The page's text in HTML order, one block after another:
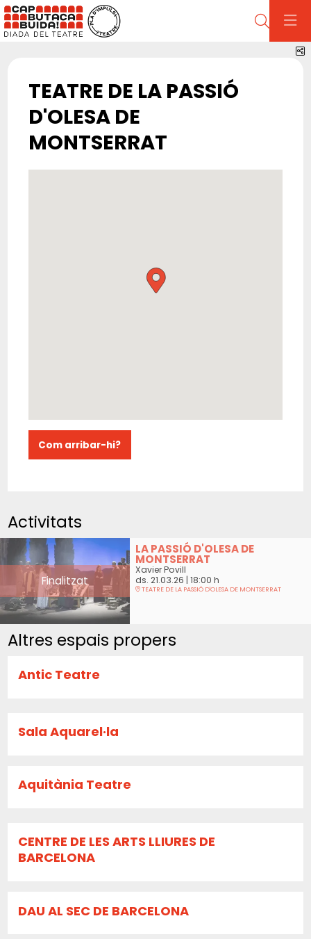
Cerca
TEATRE DE LA PASSIÓ
D'OLESA DE
MONTSERRAT
Com arribar-hi?
Activitats
Finalitzat
LA PASSIÓ D'OLESA DE
MONTSERRAT
Xavier Povill
ds. 21.03.26 | 18:00 h
TEATRE DE LA PASSIÓ D'OLESA DE MONTSERRAT
Altres espais propers
Antic Teatre
Sala Aquarel·la
Aquitània Teatre
CENTRE DE LES ARTS LLIURES DE
BARCELONA
DAU AL SEC DE BARCELONA